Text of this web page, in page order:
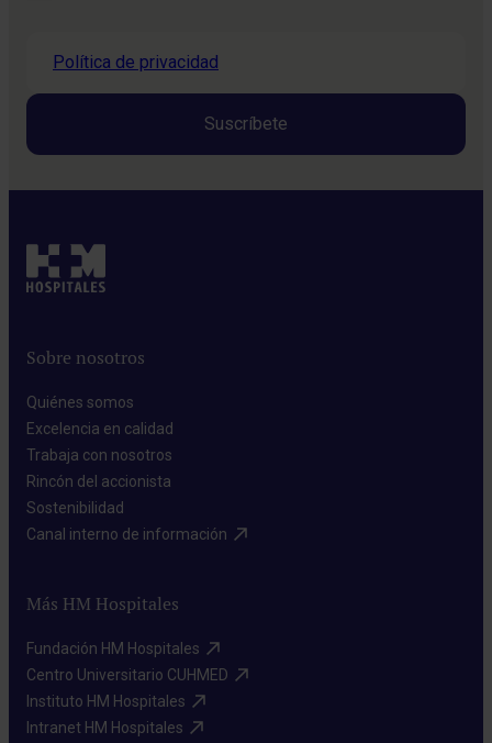
Política de privacidad
Sobre nosotros
Quiénes somos​
Excelencia en calidad​
Trabaja con nosotros​
Rincón del accionista​
Sostenibilidad​
Canal interno de información​
Más HM Hospitales
Fundación HM Hospitales​
Centro Universitario CUHMED​
Instituto HM Hospitales​
Intranet HM Hospitales​